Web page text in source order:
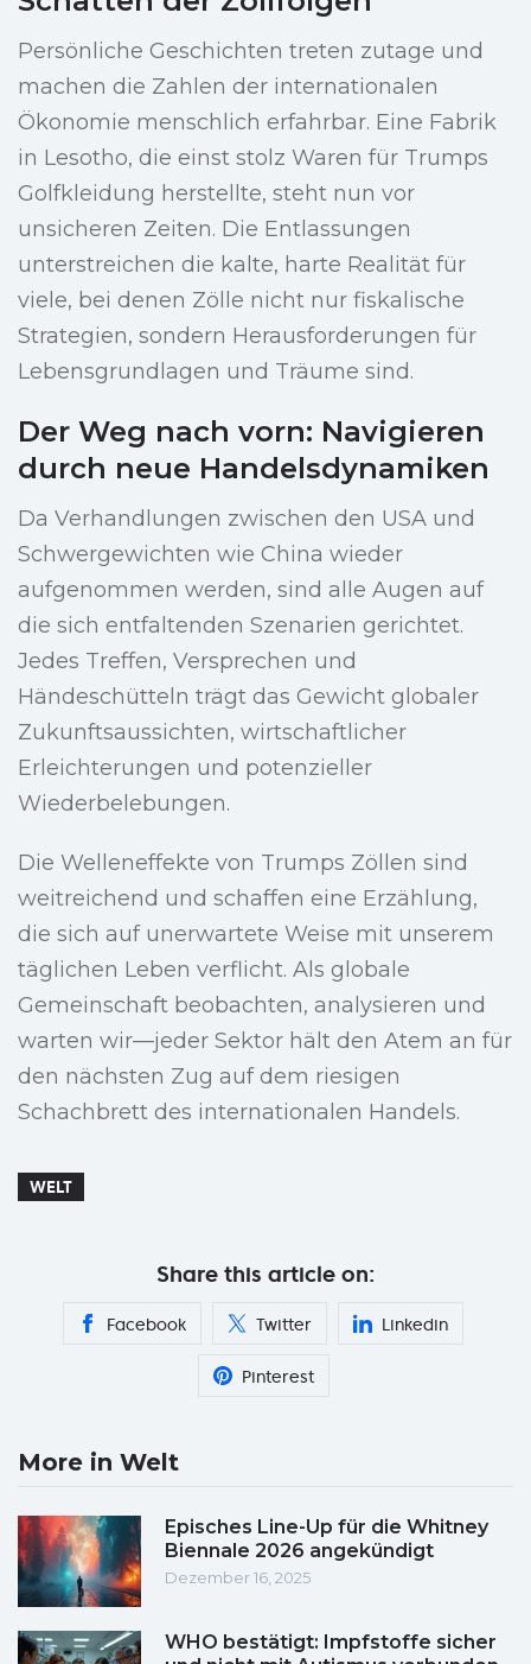
Persönliche Geschichten treten zutage und
machen die Zahlen der internationalen
Ökonomie menschlich erfahrbar. Eine Fabrik
in Lesotho, die einst stolz Waren für Trumps
Golfkleidung herstellte, steht nun vor
unsicheren Zeiten. Die Entlassungen
unterstreichen die kalte, harte Realität für
viele, bei denen Zölle nicht nur fiskalische
Strategien, sondern Herausforderungen für
Lebensgrundlagen und Träume sind.
Der Weg nach vorn: Navigieren
durch neue Handelsdynamiken
Da Verhandlungen zwischen den USA und
Schwergewichten wie China wieder
aufgenommen werden, sind alle Augen auf
die sich entfaltenden Szenarien gerichtet.
Jedes Treffen, Versprechen und
Händeschütteln trägt das Gewicht globaler
Zukunftsaussichten, wirtschaftlicher
Erleichterungen und potenzieller
Wiederbelebungen.
Die Welleneffekte von Trumps Zöllen sind
weitreichend und schaffen eine Erzählung,
die sich auf unerwartete Weise mit unserem
täglichen Leben verflicht. Als globale
Gemeinschaft beobachten, analysieren und
warten wir—jeder Sektor hält den Atem an für
den nächsten Zug auf dem riesigen
Schachbrett des internationalen Handels.
WELT
Share this article on:
Facebook Twitter Linkedin
Pinterest
More in Welt
Episches Line-Up für die Whitney
Biennale 2026 angekündigt
Dezember 16, 2025
WHO bestätigt: Impfstoffe sicher